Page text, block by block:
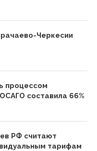
Черкесии
процессом
составила 66%
РФ считают
тарифам